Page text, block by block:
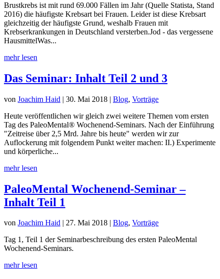
Brustkrebs ist mit rund 69.000 Fällen im Jahr (Quelle Statista, Stand
2016) die häufigste Krebsart bei Frauen. Leider ist diese Krebsart
gleichzeitig der häufigste Grund, weshalb Frauen mit
Krebserkrankungen in Deutschland versterben.Jod - das vergessene
HausmittelWas...
mehr lesen
Das Seminar: Inhalt Teil 2 und 3
von Joachim Haid | 30. Mai 2018 | Blog, Vorträge
Heute veröffentlichen wir gleich zwei weitere Themen vom ersten
Tag des PaleoMental® Wochenend-Seminars. Nach der Einführung
"Zeitreise über 2,5 Mrd. Jahre bis heute" werden wir zur
Auflockerung mit folgendem Punkt weiter machen: II.) Experimente
und körperliche...
mehr lesen
PaleoMental Wochenend-Seminar –
Inhalt Teil 1
von Joachim Haid | 27. Mai 2018 | Blog, Vorträge
Tag 1, Teil 1 der Seminarbeschreibung des ersten PaleoMental
Wochenend-Seminars.
mehr lesen